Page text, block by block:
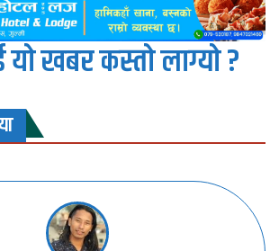
यो खबर कस्तो लाग्यो ?